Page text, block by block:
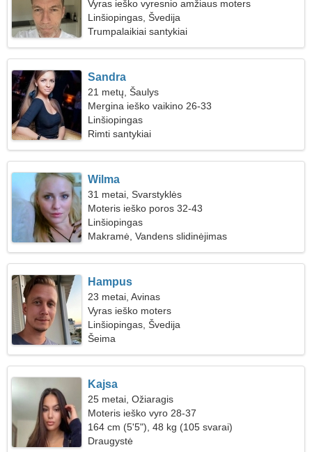
Vyras ieško vyresnio amžiaus moters
Linšiopingas, Švedija
Trumpalaikiai santykiai
Sandra
21 metų, Šaulys
Mergina ieško vaikino 26-33
Linšiopingas
Rimti santykiai
Wilma
31 metai, Svarstyklės
Moteris ieško poros 32-43
Linšiopingas
Makramė, Vandens slidinėjimas
Hampus
23 metai, Avinas
Vyras ieško moters
Linšiopingas, Švedija
Šeima
Kajsa
25 metai, Ožiaragis
Moteris ieško vyro 28-37
164 cm (5'5"), 48 kg (105 svarai)
Draugystė